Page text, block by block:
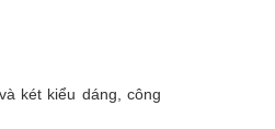
két kiểu dáng, công